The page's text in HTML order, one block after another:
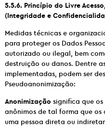
5.5.6. Princípio do Livre
(Integridade e
Medidas técnicas e
para proteger os Dados
autorizado ou ilegal, bem
destruição ou danos. Dentre
implementadas, podem ser
Pseudoanonimização:
Anonimização significa que os
anônimos de tal forma que os
uma pessoa direta ou